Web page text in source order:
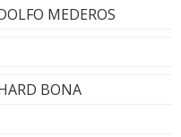
MEDEROS
BONA